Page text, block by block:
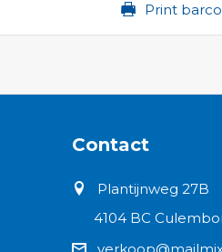
Print
Contact
Plantijnweg 27B
4104 BC